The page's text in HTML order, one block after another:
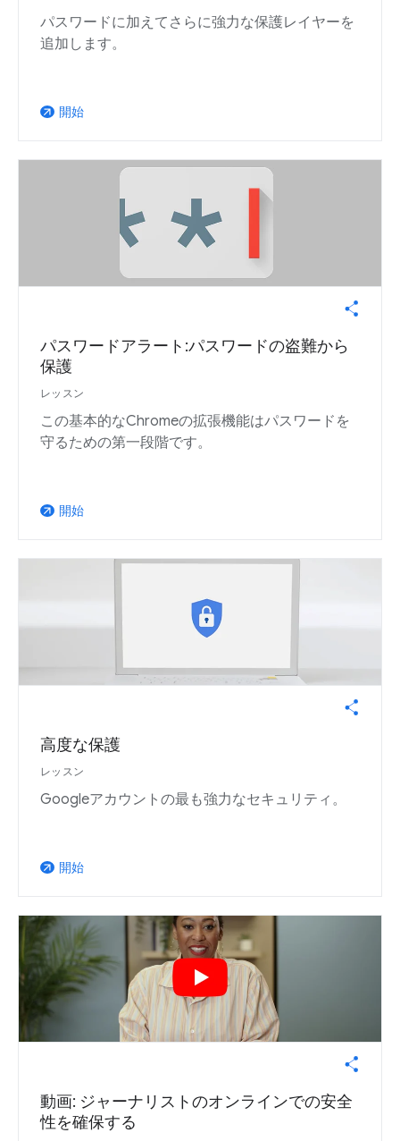
パスワードに加えてさらに強力な保護レイヤーを
追加します。
arrow_outward 開始
パスワードアラート:パスワードの盗難から
保護
レッスン
この基本的なChromeの拡張機能はパスワードを
守るための第一段階です。
arrow_outward 開始
高度な保護
レッスン
Googleアカウントの最も強力なセキュリティ。
arrow_outward 開始
動画: ジャーナリストのオンラインでの安全
性を確保する